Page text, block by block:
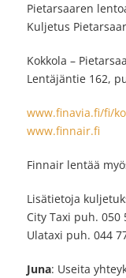
Pietarsaaren
Kuljetus
Kokkola –
Lentäjäntie 162,
www.finavia.fi/fi/
www.finnair.fi
Finnair lentää
Lisätietoja
City Taxi puh. 050
Ulataxi puh. 044
Juna: Useita